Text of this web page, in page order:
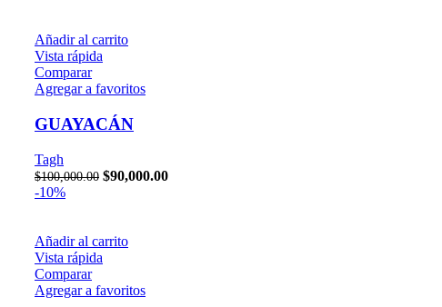
Añadir al carrito
Vista rápida
Comparar
Agregar a favoritos
GUAYACÁN
Tagh
$100,000.00 $90,000.00
-10%
Añadir al carrito
Vista rápida
Comparar
Agregar a favoritos